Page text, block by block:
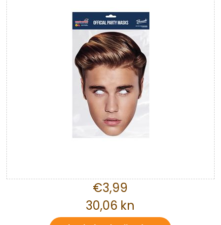
€3,99
30,06 kn